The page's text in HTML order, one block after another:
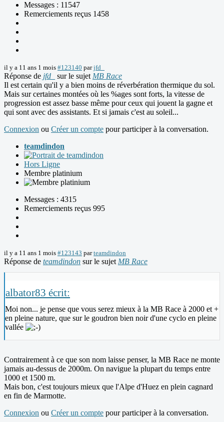
Messages : 11547
Remerciements reçus 1458
il y a 11 ans 1 mois #123140 parjfd_
Réponse de jfd_ sur le sujet MB Race
Il est certain qu'il y a bien moins de réverbération thermique du sol.
Mais sur certaines montées où les %ages sont forts, la vitesse de
progression est assez basse même pour ceux qui jouent la gagne et
qui sont avec des assistants. Et si jamais c'est au soleil...
Connexion ou Créer un compte pour participer à la conversation.
teamdindon
Hors Ligne
Membre platinium
Messages : 4315
Remerciements reçus 995
il y a 11 ans 1 mois #123143 parteamdindon
Réponse de teamdindon sur le sujet MB Race
albator83 écrit:
Moi non... je pense que vous serez mieux à la MB Race à 2000 et +
en pleine nature, que sur le goudron bien noir d'une cyclo en pleine
vallée
Contrairement à ce que son nom laisse penser, la MB Race ne monte
jamais au-dessus de 2000m. On navigue la plupart du temps entre
1000 et 1500 m.
Mais bon, c'est toujours mieux que l'Alpe d'Huez en plein cagnard
en fin de Marmotte.
Connexion ou Créer un compte pour participer à la conversation.